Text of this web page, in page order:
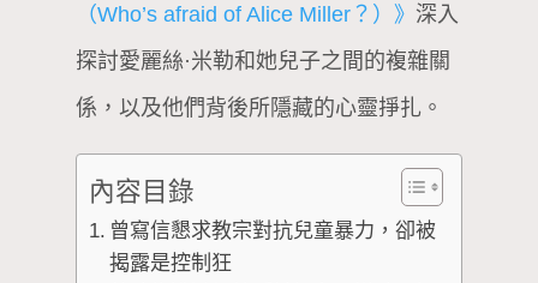
（Who’s afraid of Alice Miller？）》 深入
探討愛麗絲·米勒和她兒子之間的複雜關
係，以及他們背後所隱藏的心靈掙扎。
內容目錄
曾寫信懇求教宗對抗兒童暴力，卻被
揭露是控制狂